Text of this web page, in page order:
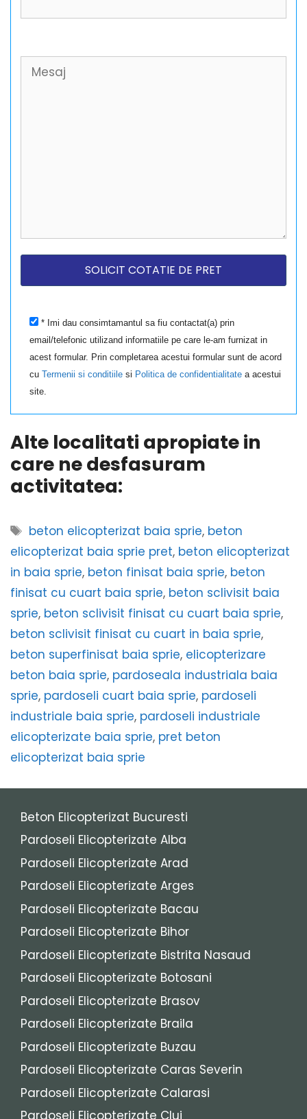
* Imi dau consimtamantul sa fiu contactat(a) prin
email/telefonic utilizand informatiile pe care le-am furnizat in
acest formular. Prin completarea acestui formular sunt de acord
cuTermenii si conditiile si Politica de confidentialitate a acestui
site.
Alte localitati apropiate in
care ne desfasuram
activitatea:
Etichete
beton elicopterizat baia sprie, beton
elicopterizat baia sprie pret, beton elicopterizat
in baia sprie, beton finisat baia sprie, beton
finisat cu cuart baia sprie, beton sclivisit baia
sprie, beton sclivisit finisat cu cuart baia sprie,
beton sclivisit finisat cu cuart in baia sprie,
beton superfinisat baia sprie, elicopterizare
beton baia sprie, pardoseala industriala baia
sprie, pardoseli cuart baia sprie, pardoseli
industriale baia sprie, pardoseli industriale
elicopterizate baia sprie, pret beton
elicopterizat baia sprie
Beton Elicopterizat Bucuresti
Pardoseli Elicopterizate Alba
Pardoseli Elicopterizate Arad
Pardoseli Elicopterizate Arges
Pardoseli Elicopterizate Bacau
Pardoseli Elicopterizate Bihor
Pardoseli Elicopterizate Bistrita Nasaud
Pardoseli Elicopterizate Botosani
Pardoseli Elicopterizate Brasov
Pardoseli Elicopterizate Braila
Pardoseli Elicopterizate Buzau
Pardoseli Elicopterizate Caras Severin
Pardoseli Elicopterizate Calarasi